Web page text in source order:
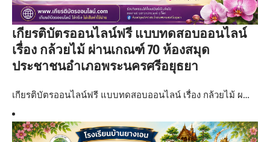
เกียรติบัตรออนไลน์ฟรี แบบทดสอบออนไลน์
เรื่อง กล้วยไม้ ผ่านเกณฑ์ 70 ห้องสมุด
ประชาชนอำเภอพระนครศรีอยุธยา
เกียรติบัตรออนไลน์ฟรี แบบทดสอบออนไลน์ เรื่อง กล้วยไม้ ผ…